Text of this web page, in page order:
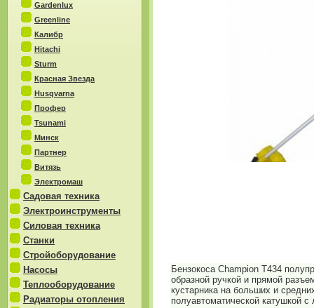
Gardenlux
Greenline
Калибр
Hitachi
Sturm
Красная Звезда
Husqvarna
Профер
Tsunami
Минск
Партнер
Витязь
Электромаш
Садовая техника
Электроинструменты
Силовая техника
Станки
Стройоборудование
Насосы
Теплооборудование
Радиаторы отопления
Бензокоса Champion T434
образной ручкой и прямой
кустарника на больших и
полуавтоматической катушкой